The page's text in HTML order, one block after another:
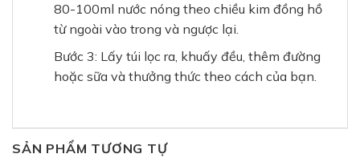
80-100ml nước nóng theo chiều kim đồng hồ
từ ngoài vào trong và ngược lại.
Bước 3: Lấy túi lọc ra, khuấy đều, thêm đường
hoặc sữa và thưởng thức theo cách của bạn.
SẢN PHẨM TƯƠNG TỰ